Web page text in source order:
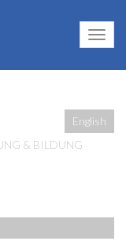
English
& BILDUNG